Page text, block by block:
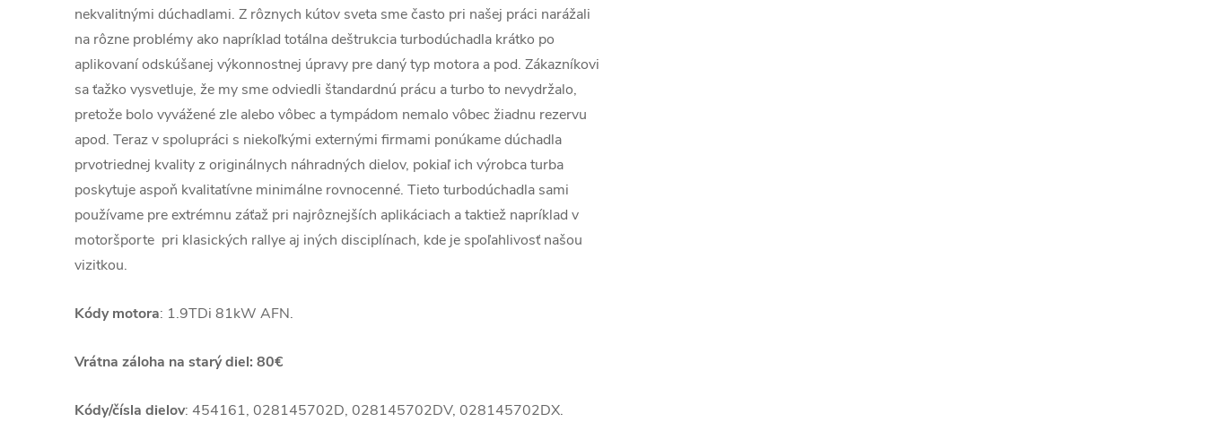
nekvalitnými dúchadlami. Z rôznych kútov sveta sme často pri našej práci narážali
na rôzne problémy ako napríklad totálna deštrukcia turbodúchadla krátko po
aplikovaní odskúšanej výkonnostnej úpravy pre daný typ motora a pod. Zákazníkovi
sa ťažko vysvetluje, že my sme odviedli štandardnú prácu a turbo to nevydržalo,
pretože bolo vyvážené zle alebo vôbec a tympádom nemalo vôbec žiadnu rezervu
apod. Teraz v spolupráci s niekoľkými externými firmami ponúkame dúchadla
prvotriednej kvality z originálnych náhradných dielov, pokiaľ ich výrobca turba
poskytuje aspoň kvalitatívne minimálne rovnocenné. Tieto turbodúchadla sami
používame pre extrémnu záťaž pri najrôznejších aplikáciach a taktiež napríklad v
motoršporte pri klasických rallye aj iných disciplínach, kde je spoľahlivosť našou
vizitkou.
Kódy motora: 1.9TDi 81kW AFN.
Vrátna záloha na starý diel: 80€
Kódy/čísla dielov: 454161, 028145702D, 028145702DV, 028145702DX.